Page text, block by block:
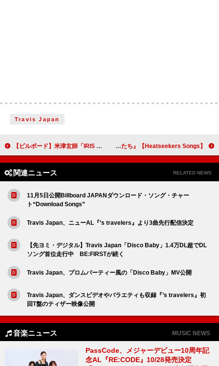
Travis Japan
【ビルボード】米津玄師「IRIS OUT」が7週連続の総合首位、back numberが再浮上 【Heatseekers Songs】『匿名の恋人たち』主題歌 KIM CHAEWON,Dalpalan「Confession」首位デビュー
関連ニュース RELATED NEWS
11月5日公開Billboard JAPANダウンロード・ソング・チャー
ト“Download Songs”
Travis Japan、ニューAL『’s travelers』より3曲先行配信決定
【先ヨミ・デジタル】Travis Japan「Disco Baby」1.4万DL超でDL
ソング首位走行中 BE:FIRSTが続く
Travis Japan、プロムパーティー風の「Disco Baby」MV公開
Travis Japan、ダンスビデオやバラエティも収録『’s travelers』初
回T盤のティザー映像公開
音楽ニュース MUSIC NEWS
PassCode、メジャーデビュー10周年記
念AL『RE:CODE』10/28発売決定